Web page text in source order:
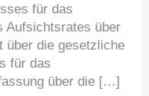
für das
Aufsichtsrates über
über die gesetzliche
für das
über die […]